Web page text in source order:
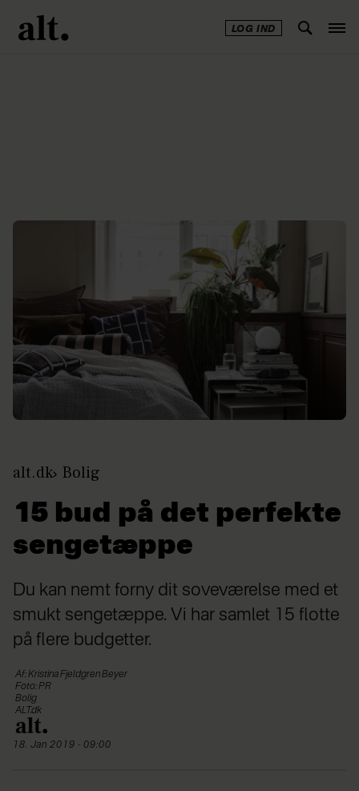
LOG IND
alt.dk Bolig
15 bud på det perfekte
sengetæppe
Du kan nemt forny dit soveværelse med et
smukt sengetæppe. Vi har samlet 15 flotte
på flere budgetter.
Af: Kristina Fjeldgren Beyer
Foto: PR
Bolig
ALT.dk
18. Jan 2019 - 09:00